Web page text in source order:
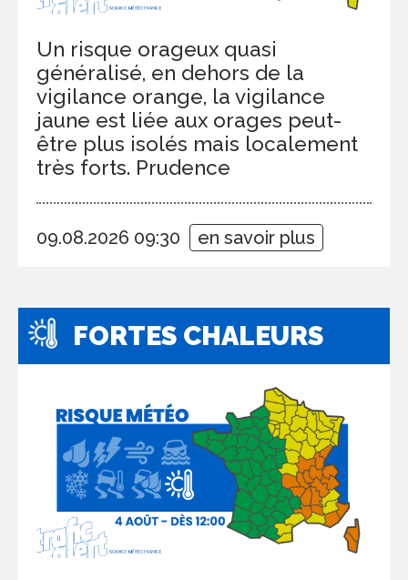
Un risque orageux quasi
généralisé, en dehors de la
vigilance orange, la vigilance
jaune est liée aux orages peut-
être plus isolés mais localement
très forts. Prudence
09.08.2026 09:30 en savoir plus
FORTES CHALEURS